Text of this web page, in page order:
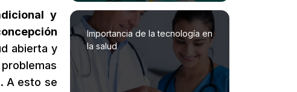
y
abierta y
A esto se
Importancia de la tecnología en
la salud